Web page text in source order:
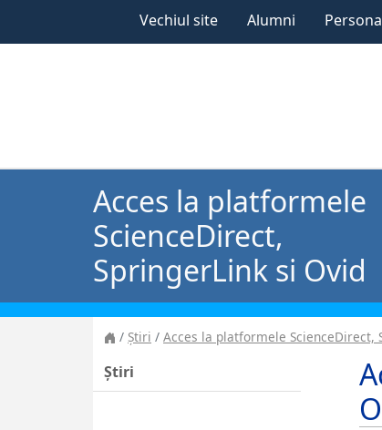
Vechiul site Alumni
Acces la platformele
ScienceDirect,
SpringerLink si Ovid
Știri Acces la platformele ScienceDirect,
Știri